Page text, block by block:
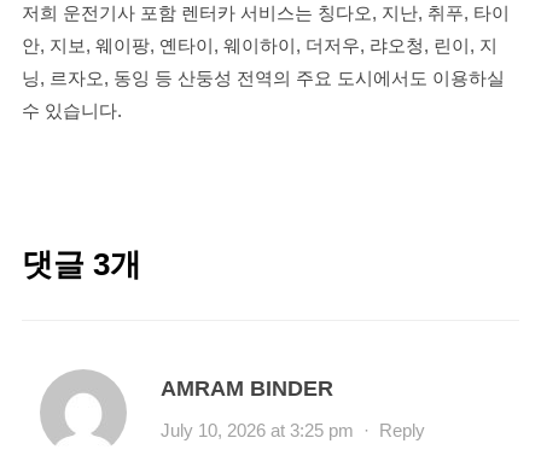
저희 운전기사 포함 렌터카 서비스는 칭다오, 지난, 취푸, 타이
안, 지보, 웨이팡, 옌타이, 웨이하이, 더저우, 랴오청, 린이, 지
닝, 르자오, 동잉 등 산둥성 전역의 주요 도시에서도 이용하실
수 있습니다.
댓글 3개
AMRAM BINDER
July 10, 2026 at 3:25 pm · Reply